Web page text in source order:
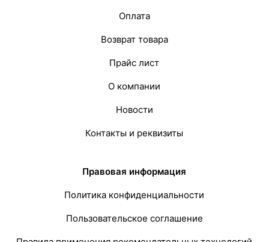
Оплата
Возврат товара
Прайс лист
О компании
Новости
Контакты и реквизиты
Правовая информация
Политика конфиденциальности
Пользовательское соглашение